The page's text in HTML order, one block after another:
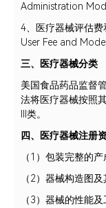
Administration
4、医疗器械评估
User Fee and
三、医疗器械分类
美国食品药品监督
法将医疗器械按照
III类。
四、
医疗器械注册
（1）包装完整的
（2）器械构造图
（3）器械的性能